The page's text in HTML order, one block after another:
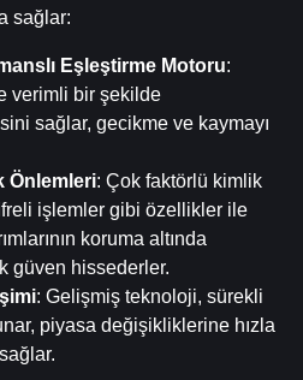
sağlar:
Eşleştirme Motoru:
verimli bir şekilde
sağlar, gecikme ve kaymayı
Önlemleri: Çok faktörlü kimlik
işlemler gibi özellikler ile
koruma altında
güven hissederler.
: Gelişmiş teknoloji, sürekli
piyasa değişikliklerine hızla